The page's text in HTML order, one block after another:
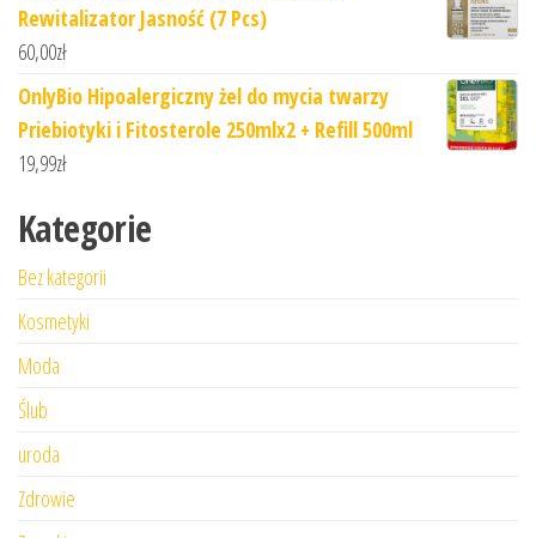
Rewitalizator Jasność (7 Pcs)
60,00zł
OnlyBio Hipoalergiczny żel do mycia twarzy
Priebiotyki i Fitosterole 250mlx2 + Refill 500ml
19,99zł
Kategorie
Bez kategorii
Kosmetyki
Moda
Ślub
uroda
Zdrowie